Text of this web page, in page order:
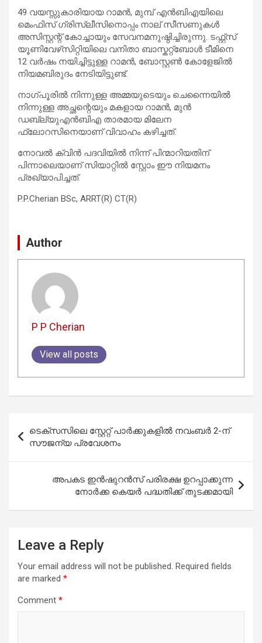
49 വയസ്സുകാരിയായ റാമൻ, മുമ്പ് എൻബിഎയിലെ
മെംഫിസ് ഗ്രിസ്ലീസിനൊപ്പം നാല് സീസണുകൾ
അസിസ്റ്റന്റ് കോച്ചായും സേവനമനുഷ്ഠിച്ചിരുന്നു. ടഫ്റ്റ്‌സ്
യൂണിവേഴ്‌സിറ്റിയിലെ വനിതാ ബാസ്കറ്റ്ബോൾ ടീമിനെ
12 വർഷം നയിച്ചിട്ടുള്ള റാമൻ, ബോസ്റ്റൺ കോളേജിൽ
നിയമബിരുദം നേടിയിട്ടുണ്ട്.
നാഗ്പൂരിൽ നിന്നുള്ള അമ്മയുടെയും ചെന്നൈയിൽ
നിന്നുള്ള അച്ഛന്റെയും മകളായ റാമൻ, മുൻ
ഡബ്ല്യുഎൻബിഎ താരമായ മിലേന
ഫ്ലോറസിനെയാണ് വിവാഹം കഴിച്ചത്.
നോവൽ ക്വിൻ പദവിയിൽ നിന്ന് പിന്മാറിയതിന്
പിന്നാലെയാണ് സിയാറ്റിൽ സ്റ്റോം ഈ നിയമനം
പ്രഖ്യാപിച്ചത്.
P.P.Cherian BSc, ARRT(R) CT(R)
Author
P P Cherian
View all posts
navigation
ടെക്സസിലെ സ്റ്റേറ്റ് പാർക്കുകളിൽ നവംബർ 2-ന്
സൗജന്യ പ്രവേശനം
അപകട ഇന്‍ഷുറന്‍സ് പരിരക്ഷ ഉറപ്പാക്കുന്ന
നോർക്ക കെയർ പദ്ധതിക്ക് തുടക്കമായി
Leave a Reply
Your email address will not be published. Required fields
are marked *
Comment *